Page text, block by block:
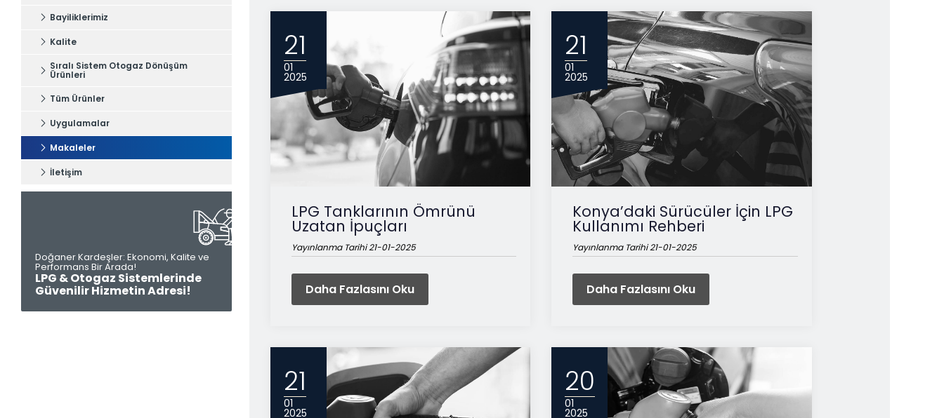
Otogaz Sistemleri Uygulamalar
Tüm hakkı saklıdır. Sitemizde kullanılan tüm içerik ve görseller
Otel Selçuk’a ait olup izinsiz kullanımı hukuki yaptırıma tabidir.
Bayiliklerimiz
Kalite
Sıralı Sistem Otogaz Dönüşüm
Ürünleri
Tüm Ürünler
Uygulamalar
Makaleler
İletişim
Doğaner Kardeşler: Ekonomi, Kalite ve
Performans Bir Arada!
LPG & Otogaz Sistemlerinde
Güvenilir Hizmetin Adresi!
21
01
2025
LPG Tanklarının Ömrünü
Uzatan İpuçları
Yayınlanma Tarihi 21-01-2025
Daha Fazlasını Oku
21
01
2025
Konya’daki Sürücüler İçin LPG
Kullanımı Rehberi
Yayınlanma Tarihi 21-01-2025
Daha Fazlasını Oku
21
01
2025
20
01
2025